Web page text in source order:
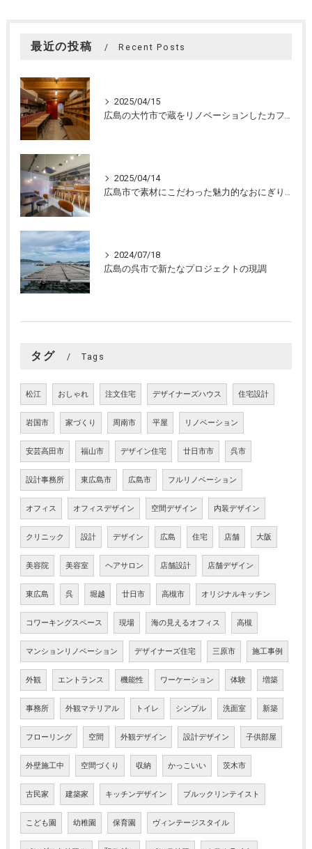
最近の投稿 Recent Posts
2025/04/15
広島の大竹市で蔵をリノベーションしたカフェの設計。店舗設計、店舗デザインはasazu design office
2025/04/14
広島市で素材にこだわった魅力的なおにぎり屋さんの設計。店舗設計、店舗デザインはasazu design office
2024/07/18
広島の呉市で新たなプロジェクトの現調
タグ Tags
松江 おしゃれ 注文住宅 デザイナーズハウス 住宅設計
岩国市 家づくり 周南市 平屋 リノベーション
安芸高田市 福山市 デザイン住宅 廿日市市 呉市
設計事務所 東広島市 広島市 フルリノベーション
オフィス オフィスデザイン 空間デザイン 内装デザイン
クリニック 設計 デザイン 広島 住宅 店舗 大阪
美容院 美容室 ヘアサロン 店舗設計 店舗デザイン
東広島 呉 堀越 廿日市 高槻市 オリジナルキッチン
コワーキングスペース 現場 海の見えるオフィス 高槻
マンションリノベーション デザイナーズ住宅 三原市 施工事例
外観 エントランス 機能性 ワーケーション 体験 増築
事務所 外観マテリアル トイレ シンプル 洗面室 新築
フローリング 空間 外観デザイン 設計デザイン 子供部屋
外壁施工中 空間づくり 収納 かっこいい 茨木市
古民家 建築家 キッチンデザイン ブルックリンテイスト
こども園 幼稚園 保育園 ヴィンテージスタイル